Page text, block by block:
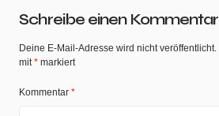
Schreibe einen Kommentar
Deine E-Mail-Adresse wird nicht veröffentlicht.
mit* markiert
Kommentar *